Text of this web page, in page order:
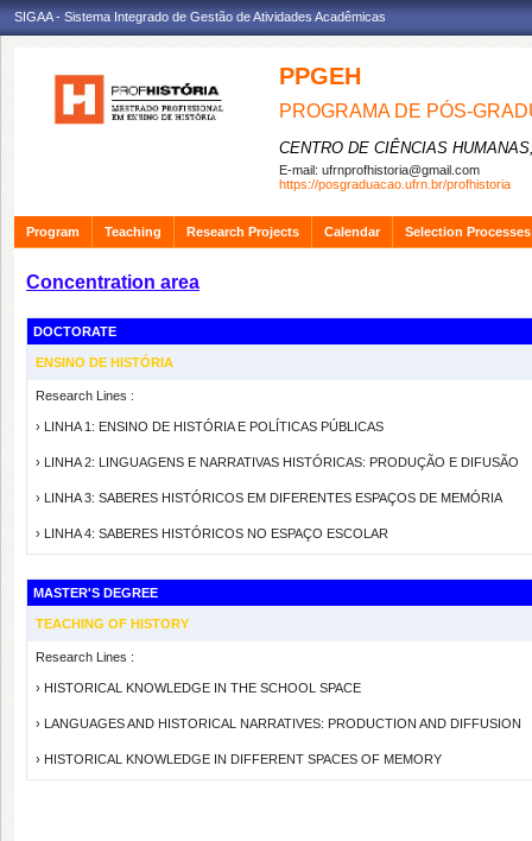
SIGAA - Sistema Integrado de Gestão de Atividades Acadêmicas
PPGEH
PROGRAMA DE PÓS-
CENTRO DE CIÊNCIAS
E-mail: ufrnprofhistoria@gmail.com
https://posgraduacao.ufrn.br/profhistoria
Program Teaching Research Projects Calendar Selection Processes
Concentration area
DOCTORATE
ENSINO DE HISTÓRIA
Research Lines :
› LINHA 1: ENSINO DE HISTÓRIA E POLÍTICAS PÚBLICAS
› LINHA 2: LINGUAGENS E NARRATIVAS HISTÓRICAS: PRODUÇÃO E DIFUSÃO
› LINHA 3: SABERES HISTÓRICOS EM DIFERENTES ESPAÇOS DE MEMÓRIA
› LINHA 4: SABERES HISTÓRICOS NO ESPAÇO ESCOLAR
MASTER'S DEGREE
TEACHING OF HISTORY
Research Lines :
› HISTORICAL KNOWLEDGE IN THE SCHOOL SPACE
› LANGUAGES AND HISTORICAL NARRATIVES: PRODUCTION AND DIFFUSION
› HISTORICAL KNOWLEDGE IN DIFFERENT SPACES OF MEMORY